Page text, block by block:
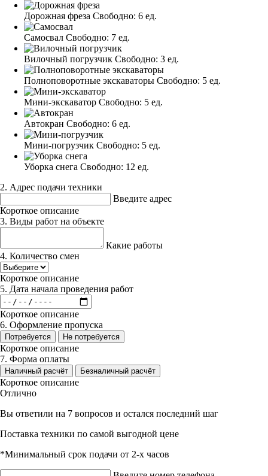
Дорожная фреза Свободно: 6 ед.
Самосвал Свободно: 7 ед.
Вилочный погрузчик Свободно: 3 ед.
Полноповоротные экскаваторы Свободно: 5 ед.
Мини-экскаватор Свободно: 5 ед.
Автокран Свободно: 6 ед.
Мини-погрузчик Свободно: 5 ед.
Уборка снега Свободно: 12 ед.
2. Адрес подачи техники
Введите адрес
Короткое описание
3. Виды работ на объекте
Какие работы
4. Количество смен
Короткое описание
5. Дата начала проведения работ
Короткое описание
6. Оформление пропуска
Потребуется Не потребуется
Короткое описание
7. Форма оплаты
Наличный расчёт Безналичный расчёт
Короткое описание
Отлично
Вы ответили на 7 вопросов и остался последний шаг
Поставка техники по самой выгодной цене
*Минимальный срок подачи от 2-х часов